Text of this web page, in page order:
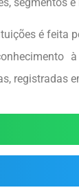
é feita
registradas